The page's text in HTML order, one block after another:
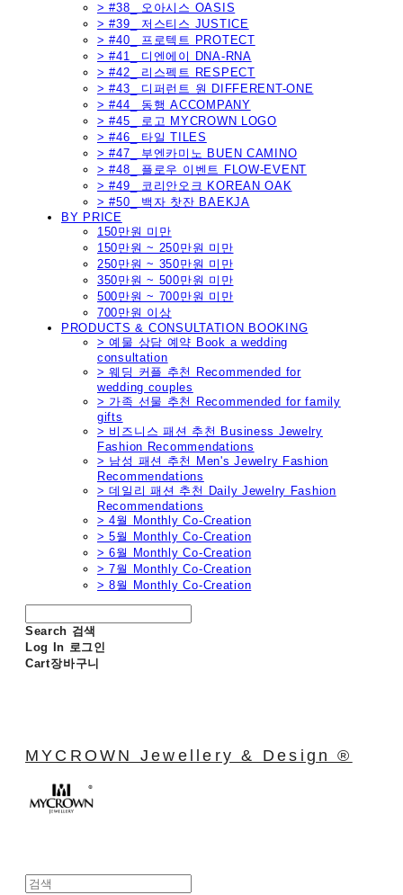
> #38_ 오아시스 OASIS
> #39_ 저스티스 JUSTICE
> #40_ 프로텍트 PROTECT
> #41_ 디엔에이 DNA-RNA
> #42_ 리스펙트 RESPECT
> #43_ 디퍼런트 원 DIFFERENT-ONE
> #44_ 동행 ACCOMPANY
> #45_ 로고 MYCROWN LOGO
> #46_ 타일 TILES
> #47_ 부엔카미노 BUEN CAMINO
> #48_ 플로우 이벤트 FLOW-EVENT
> #49_ 코리안오크 KOREAN OAK
> #50_ 백자 찻잔 BAEKJA
BY PRICE
150만원 미만
150만원 ~ 250만원 미만
250만원 ~ 350만원 미만
350만원 ~ 500만원 미만
500만원 ~ 700만원 미만
700만원 이상
PRODUCTS & CONSULTATION BOOKING
> 예물 상담 예약 Book a wedding
consultation
> 웨딩 커플 추천 Recommended for
wedding couples
> 가족 선물 추천 Recommended for family
gifts
> 비즈니스 패션 추천 Business Jewelry
Fashion Recommendations
> 남성 패션 추천 Men's Jewelry Fashion
Recommendations
> 데일리 패션 추천 Daily Jewelry Fashion
Recommendations
> 4월 Monthly Co-Creation
> 5월 Monthly Co-Creation
> 6월 Monthly Co-Creation
> 7월 Monthly Co-Creation
> 8월 Monthly Co-Creation
Search 검색
Log In 로그인
Cart장바구니
MYCROWN Jewellery & Design ®